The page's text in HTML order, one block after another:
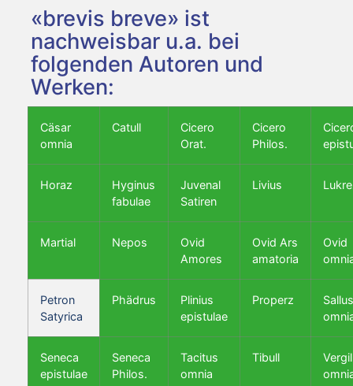
«brevis breve» ist
nachweisbar u.a. bei
folgenden Autoren und
Werken:
Cäsar
omnia
Catull
Cicero
Orat.
Cicero
Philos.
Horaz
Hyginus
fabulae
Juvenal
Satiren
Livius
Martial Nepos
Ovid
Amores
Ovid Ars
amatoria
Ovid
Petron
Satyrica
Phädrus
Plinius
epistulae
Properz
Seneca
epistulae
Seneca
Philos.
Tacitus
omnia
Tibull
Vergil